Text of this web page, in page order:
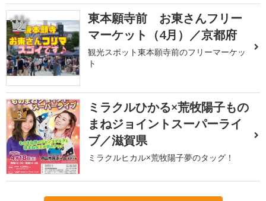
2
東本願寺前 お東さんフリー
マーケット（4月）／京都府
観光スポット東本願寺前のフリーマーケッ
ト
3
ミラクルひかる×荒牧陽子もの
まねジョイントスーパーライ
ブ／滋賀県
ミラクルヒカル×荒牧陽子夢のタッグ！